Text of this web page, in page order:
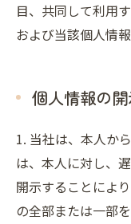
目、共同して利用
および当該個人情
個人情報の
1. 当社は、本人か
は、本人に対し、
開示することによ
の全部または一部